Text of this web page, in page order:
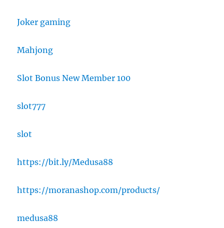
Joker gaming
Mahjong
Slot Bonus New Member 100
slot777
slot
https://bit.ly/Medusa88
https://moranashop.com/products/
medusa88